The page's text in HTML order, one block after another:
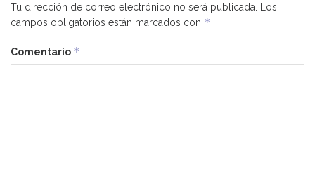
Tu dirección de correo electrónico no será publicada.
Los
campos obligatorios están marcados con *
Comentario *